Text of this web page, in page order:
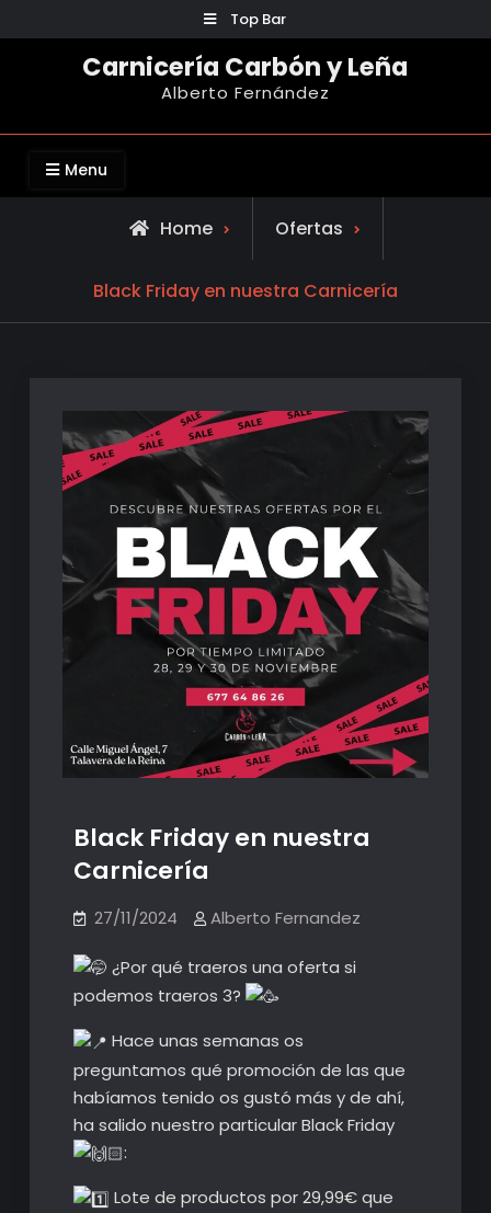
to
Top Bar
Carnicería Carbón y Leña
Alberto Fernández
Menu
Home Ofertas
Black Friday en nuestra Carnicería
Black Friday en nuestra
Carnicería
27/11/2024 Alberto Fernandez
¿Por qué traeros una oferta si
podemos traeros 3?
Hace unas semanas os
preguntamos qué promoción de las que
habíamos tenido os gustó más y de ahí,
ha salido nuestro particular Black Friday
:
Lote de productos por 29,99€ que